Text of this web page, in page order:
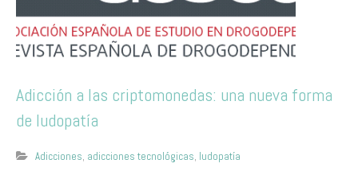
Adicción a las criptomonedas: una nueva forma
de ludopatía
Adicciones, adicciones tecnológicas, ludopatía